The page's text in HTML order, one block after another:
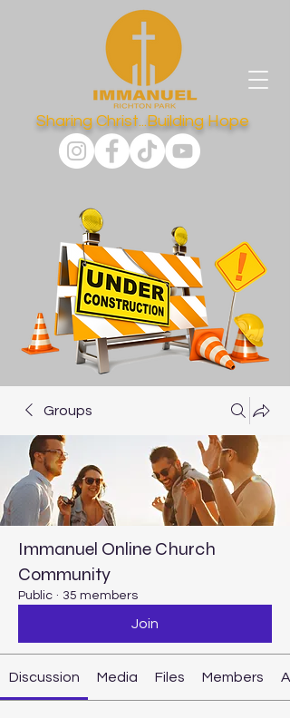
Sharing Christ...Building Hope
Groups
Immanuel Online Church
Community
Public · 35 members
Join
Discussion Media Files Members